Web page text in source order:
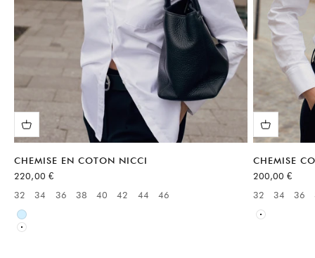
CHEMISE EN COTON NICCI
Prix de vente
220,00 €
Available sizes:
32 34 36 38 40 42 44 46
Bleu
Blanc
CHEMISE
Prix de vente
200,00 €
Available
32 34 36
Blanc